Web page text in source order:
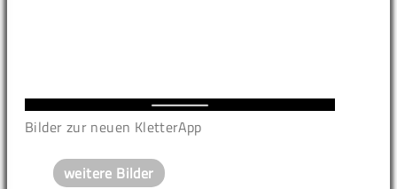
Bilder zur neuen KletterApp
weitere Bilder